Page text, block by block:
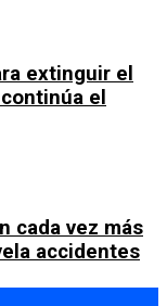
extinguir el
el
cada vez más
accidentes